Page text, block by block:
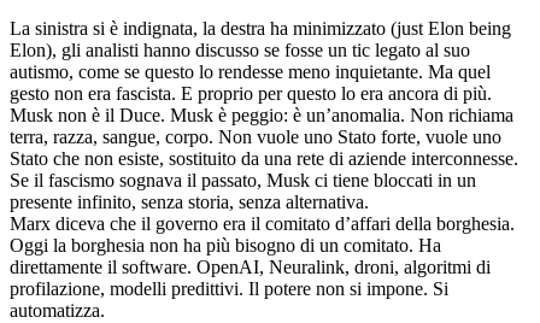
La sinistra si è indignata, la destra ha minimizzato (just Elon being
Elon), gli analisti hanno discusso se fosse un tic legato al suo
autismo, come se questo lo rendesse meno inquietante. Ma quel
gesto non era fascista. E proprio per questo lo era ancora di più.
Musk non è il Duce. Musk è peggio: è un’anomalia. Non richiama
terra, razza, sangue, corpo. Non vuole uno Stato forte, vuole uno
Stato che non esiste, sostituito da una rete di aziende interconnesse.
Se il fascismo sognava il passato, Musk ci tiene bloccati in un
presente infinito, senza storia, senza alternativa.
Marx diceva che il governo era il comitato d’affari della borghesia.
Oggi la borghesia non ha più bisogno di un comitato. Ha
direttamente il software. OpenAI, Neuralink, droni, algoritmi di
profilazione, modelli predittivi. Il potere non si impone. Si
automatizza.